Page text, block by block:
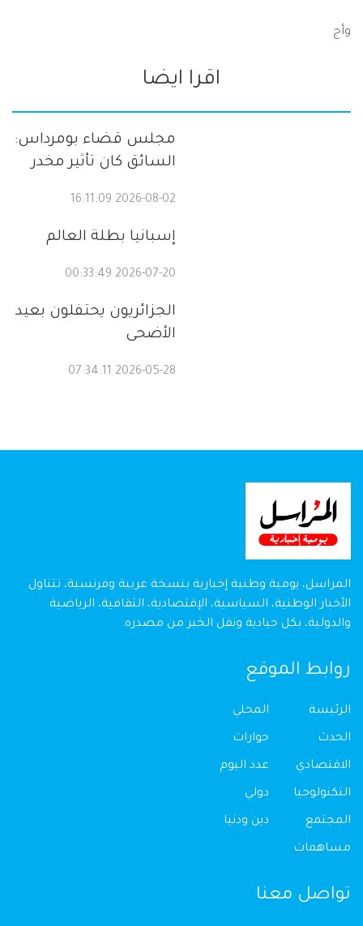
وأج
اقرا ايضا
مجلس قضاء بومرداس:
السائق كان تأثير مخدر
2026-08-02 16:11:09
إسبانيا بطلة العالم
2026-07-20 00:33:49
الجزائريون يحتفلون بعيد
الأضحى
2026-05-28 07:34:11
المراسل، يومية وطنية إخبارية بنسخة عربية وفرنسية، تتناول
الأخبار الوطنية، السياسية، الإقتصادية، الثقافية، الرياضية
والدولية، بكل حيادية ونقل الخبر من مصدره.
روابط الموقع
الرئيسة
الحدث
الاقتصادي
التكنولوجيا
المجتمع
مساهمات
المحلي
حوارات
عدد اليوم
دولي
دين ودنيا
تواصل معنا